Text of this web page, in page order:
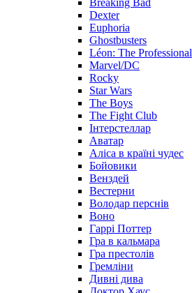
Breaking Bad
Dexter
Euphoria
Ghostbusters
Léon: The Professional
Marvel/DC
Rocky
Star Wars
The Boys
The Fight Club
Інтерстеллар
Аватар
Аліса в країні чудес
Бойовики
Венздей
Вестерни
Володар перснів
Воно
Гаррі Поттер
Гра в кальмара
Гра престолів
Гремліни
Дивні дива